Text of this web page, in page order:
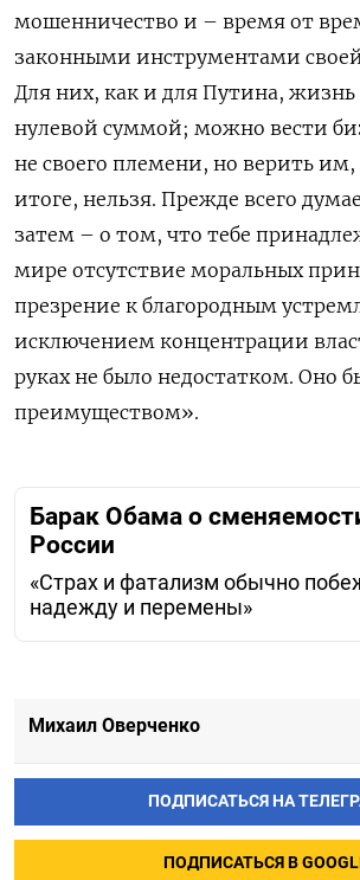
мошенничество и – время от
законными инструментами
Для них, как и для Путина, жизнь
нулевой суммой; можно вести
не своего племени, но верить
итоге, нельзя. Прежде всего
затем – о том, что тебе
мире отсутствие моральных
презрение к благородным
исключением концентрации
руках не было недостатком. Оно
преимуществом».
Барак Обама о
России
«Страх и фатализм обычно
надежду и перемены»
Михаил Оверченко
ПОДПИСАТЬСЯ НА
ПОДПИСАТЬСЯ В